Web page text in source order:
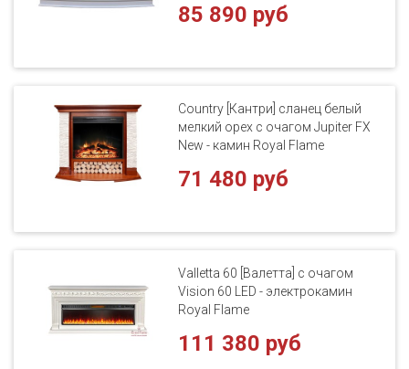
85 890 руб
Country [Кантри] сланец белый
мелкий орех с очагом Jupiter FX
New - камин Royal Flame
71 480 руб
Valletta 60 [Валетта] с очагом
Vision 60 LED - электрокамин
Royal Flame
111 380 руб